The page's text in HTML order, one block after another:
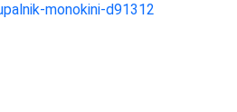
monokini-d91312